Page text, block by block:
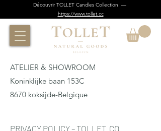
Découvrir TOLLET Candles Collection —
https://www.tollet.cc
ATELIER & SHOWROOM
Koninklijke baan 153C
8670 koksijde-Belgique
PRIVACY POLICY – TOLLET.CO